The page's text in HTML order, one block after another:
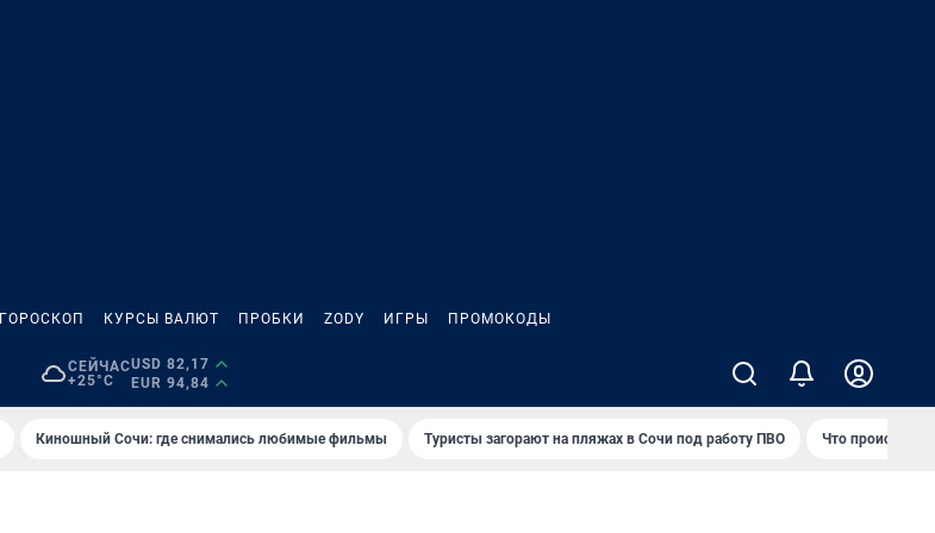
ГОРОСКОП КУРСЫ ВАЛЮТ ПРОБКИ ZODY ИГРЫ ПРОМОКОДЫ
СЕЙЧАС
+25°C
USD 82,17
EUR 94,84
Киношный Сочи: где снимались любимые фильмы Туристы загорают на пляжах в Сочи под работу ПВО Что происходит